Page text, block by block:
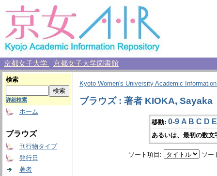
京都女子大学 京都女子大学図書館
検索
詳細検索
ホーム
ブラウズ
刊行物タイプ
発行日
著者
Kyoto Women's University Academic
ブラウズ : 著者 KIOKA, Sayaka
移動: 0-9 A B C D E
あるいは、最初の数
ソート項目: ソー